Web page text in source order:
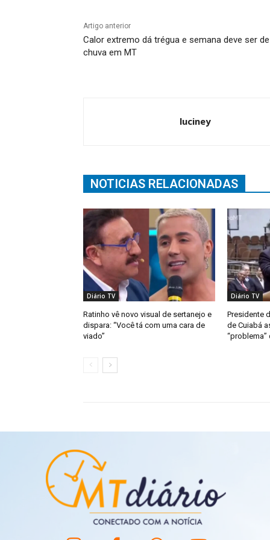
Artigo anterior
Calor extremo dá trégua e semana deve ser de
chuva em MT
luciney
NOTICIAS RELACIONADAS
Diário TV
Ratinho vê novo visual de sertanejo e
dispara: “Você tá com uma cara de
viado”
Diário TV
Presidente
de Cuiabá
“problema”